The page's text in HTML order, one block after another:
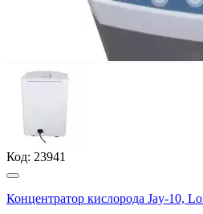
Код: 23941
Концентратор кислорода Jay-10,